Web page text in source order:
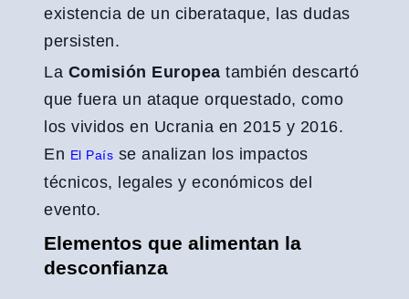
existencia de un ciberataque, las dudas
persisten.
La Comisión Europea también descartó
que fuera un ataque orquestado, como
los vividos en Ucrania en 2015 y 2016.
En El País se analizan los impactos
técnicos, legales y económicos del
evento.
Elementos que alimentan la
desconfianza